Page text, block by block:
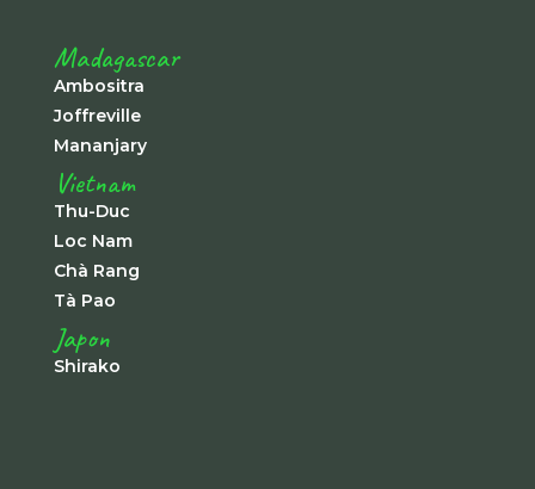
Madagascar
Ambositra
Joffreville
Mananjary
Vietnam
Thu-Duc
Loc Nam
Chà Rang
Tà Pao
Japon
Shirako